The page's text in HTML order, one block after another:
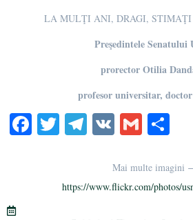
LA MULŢI ANI, DRAGI,
Preşedintele Senatului
prorector Otilia
profesor universitar,
Fa T
r
Te
a
m
V G
ailre
Mai multe imagini
https://www.flickr.com/photos/